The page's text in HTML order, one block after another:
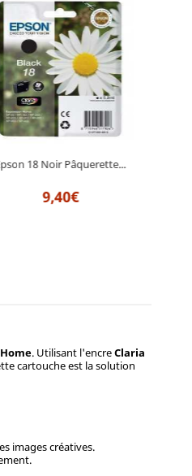
18 Noir Pâquerette...
9,40€
. Utilisant l'encreClaria
cartouche est la solution
images créatives.